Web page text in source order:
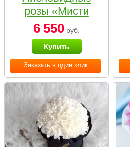
Заказать в один клик
розы «Мисти
бабблс» в белой
коробке Small
6 550 руб.
Купить